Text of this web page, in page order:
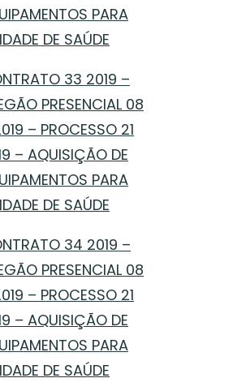
PARA
DE SAÚDE
33 2019 –
PRESENCIAL 08
– PROCESSO 21
– AQUISIÇÃO DE
PARA
DE SAÚDE
34 2019 –
PRESENCIAL 08
– PROCESSO 21
– AQUISIÇÃO DE
PARA
DE SAÚDE